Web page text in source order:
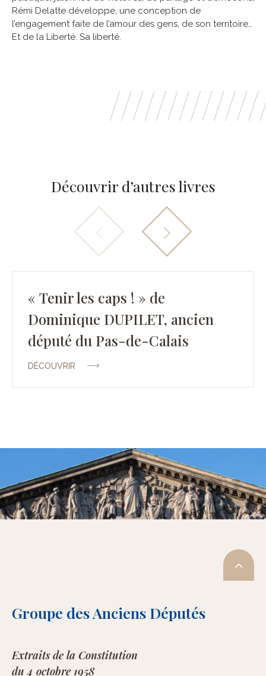
Rémi Delatte développe, une conception de
l’engagement faite de l’amour des gens, de son territoire…
Et de la Liberté. Sa liberté.
Découvrir d’autres livres
« Tenir les caps ! » de
Dominique DUPILET, ancien
député du Pas-de-Calais
DÉCOUVRIR
Groupe des Anciens Députés
Extraits de la Constitution
du 4 octobre 1958